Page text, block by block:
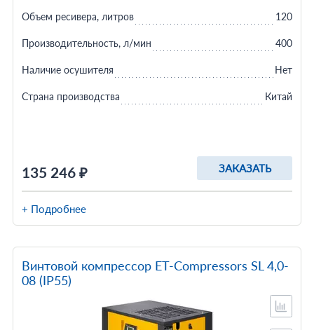
135 246 ₽ ЗАКАЗАТЬ
Объем ресивера, литров 120
Производительность, л/мин 400
Наличие осушителя Нет
Страна производства Китай
+ Подробнее
Винтовой компрессор ET-Compressors SL 4,0-
08 (IP55)